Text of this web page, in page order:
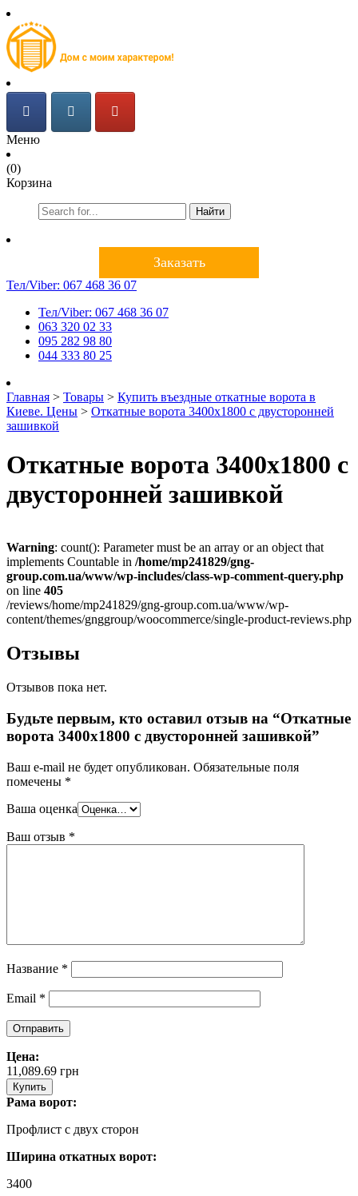
Меню
(0)
Корзина
Найти
Заказать
Тел/Viber: 067 468 36 07
Тел/Viber: 067 468 36 07
063 320 02 33
095 282 98 80
044 333 80 25
Главная > Товары > Купить въездные откатные ворота в
Киеве. Цены > Откатные ворота 3400х1800 с двусторонней
зашивкой
Откатные ворота 3400х1800 с
двусторонней зашивкой
Warning: count(): Parameter must be an array or an object that
implements Countable in /home/mp241829/gng-
group.com.ua/www/wp-includes/class-wp-comment-query.php
on line 405
/reviews/home/mp241829/gng-group.com.ua/www/wp-
content/themes/gnggroup/woocommerce/single-product-reviews.php
Отзывы
Отзывов пока нет.
Будьте первым, кто оставил отзыв на “Откатные
ворота 3400х1800 с двусторонней зашивкой”
Ваш e-mail не будет опубликован. Обязательные поля
помечены *
Ваша оценка
Ваш отзыв *
Название *
Email *
Цена:
11,089.69 грн
Купить
Рама ворот:
Профлист с двух сторон
Ширина откатных ворот:
3400